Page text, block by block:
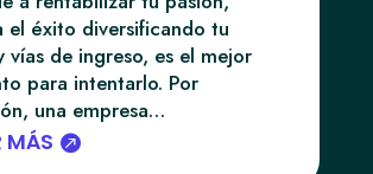
el éxito diversificando tu
vías de ingreso, es el mejor
para intentarlo. Por
una empresa…
MÁS